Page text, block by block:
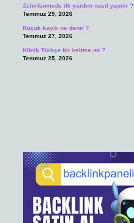
Zehirlenmede ilk yardım nasıl yapılır ?
Temmuz 29, 2026
Küçük kayık ne denir ?
Temmuz 27, 2026
Klinik Türkçe bir kelime mi ?
Temmuz 25, 2026